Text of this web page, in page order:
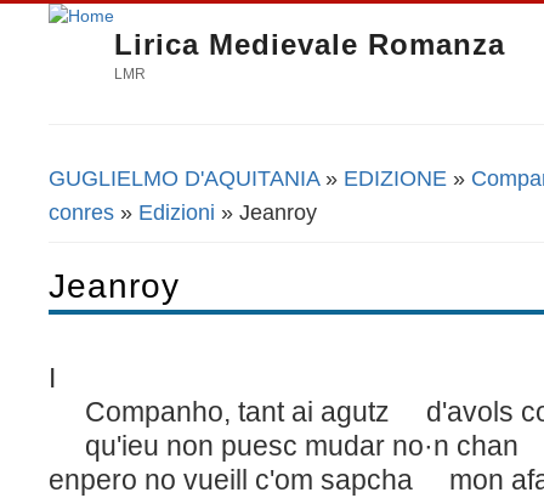
Lirica Medievale Romanza
LMR
Tu sei qui
GUGLIELMO D'AQUITANIA» EDIZIONE »
conres » Edizioni » Jeanroy
Jeanroy
I
Companho, tant ai agutz d'avols
qu'ieu non puesc mudar no·n chan
enpero no vueill c'om sapcha mon